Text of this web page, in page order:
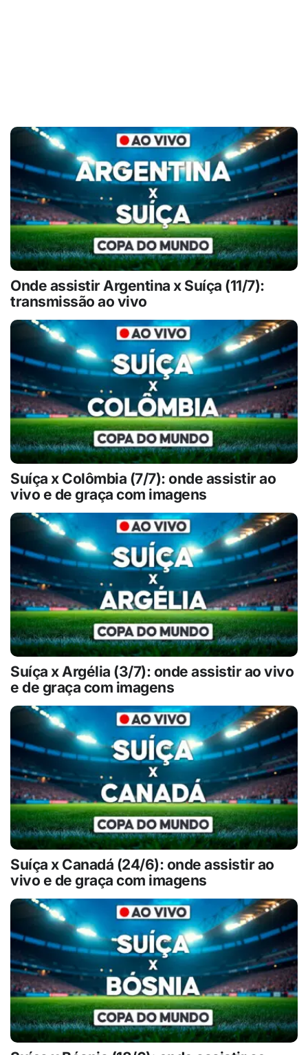
Onde assistir Argentina x Suíça (11/7):
transmissão ao vivo
Suíça x Colômbia (7/7): onde assistir ao
vivo e de graça com imagens
Suíça x Argélia (3/7): onde assistir ao vivo
e de graça com imagens
Suíça x Canadá (24/6): onde assistir ao
vivo e de graça com imagens